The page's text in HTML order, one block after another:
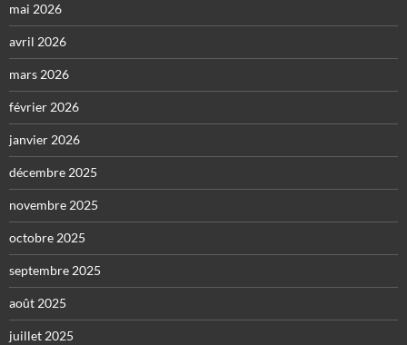
mai 2026
avril 2026
mars 2026
février 2026
janvier 2026
décembre 2025
novembre 2025
octobre 2025
septembre 2025
août 2025
juillet 2025